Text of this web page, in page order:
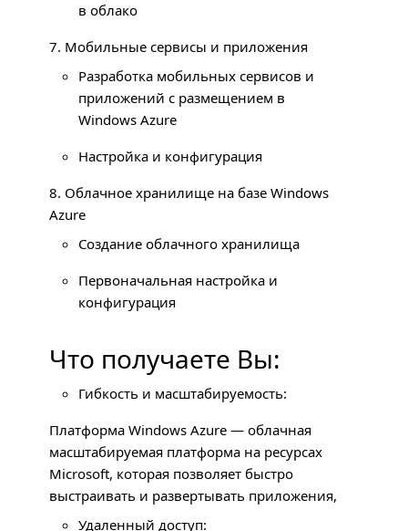
в облако
7. Мобильные сервисы и приложения
Разработка мобильных сервисов и
приложений с размещением в
Windows Azure
Настройка и конфигурация
8. Облачное хранилище на базе Windows
Azure
Создание облачного хранилища
Первоначальная настройка и
конфигурация
Что получаете Вы:
Гибкость и масштабируемость:
Платформа Windows Azure — облачная
масштабируемая платформа на ресурсах
Microsoft, которая позволяет быстро
выстраивать и развертывать приложения,
Удаленный доступ: